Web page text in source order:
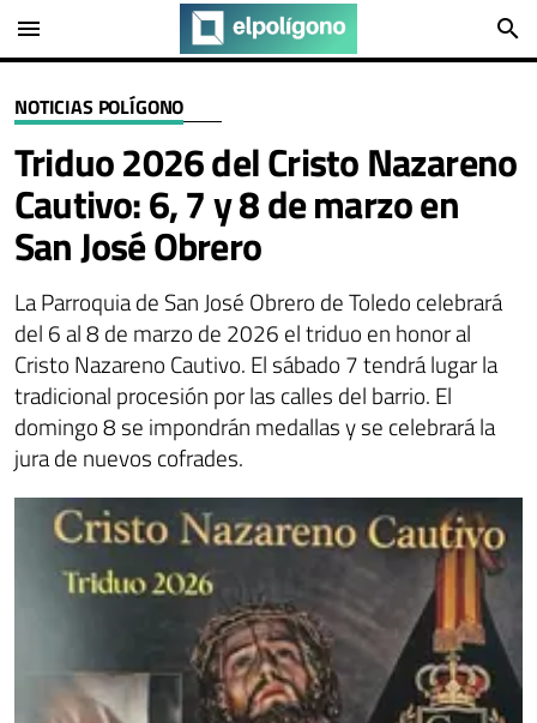
menu search
NOTICIAS POLÍGONO
Triduo 2026 del Cristo Nazareno
Cautivo: 6, 7 y 8 de marzo en
San José Obrero
La Parroquia de San José Obrero de Toledo celebrará
del 6 al 8 de marzo de 2026 el triduo en honor al
Cristo Nazareno Cautivo. El sábado 7 tendrá lugar la
tradicional procesión por las calles del barrio. El
domingo 8 se impondrán medallas y se celebrará la
jura de nuevos cofrades.